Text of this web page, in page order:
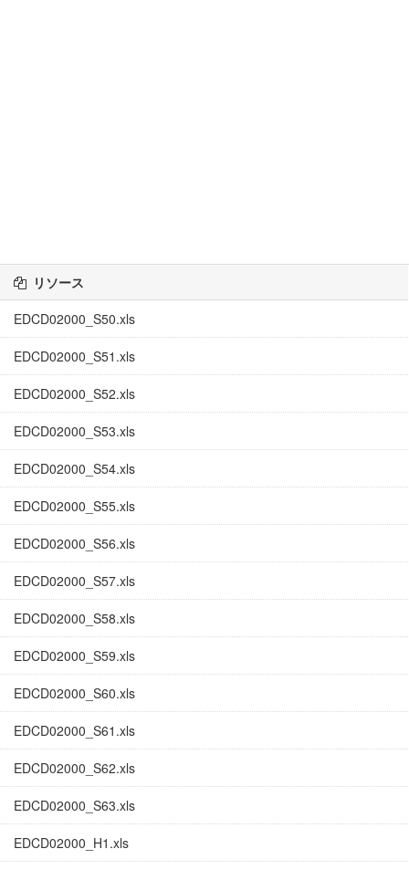
リソース
EDCD02000_S50.xls
EDCD02000_S51.xls
EDCD02000_S52.xls
EDCD02000_S53.xls
EDCD02000_S54.xls
EDCD02000_S55.xls
EDCD02000_S56.xls
EDCD02000_S57.xls
EDCD02000_S58.xls
EDCD02000_S59.xls
EDCD02000_S60.xls
EDCD02000_S61.xls
EDCD02000_S62.xls
EDCD02000_S63.xls
EDCD02000_H1.xls